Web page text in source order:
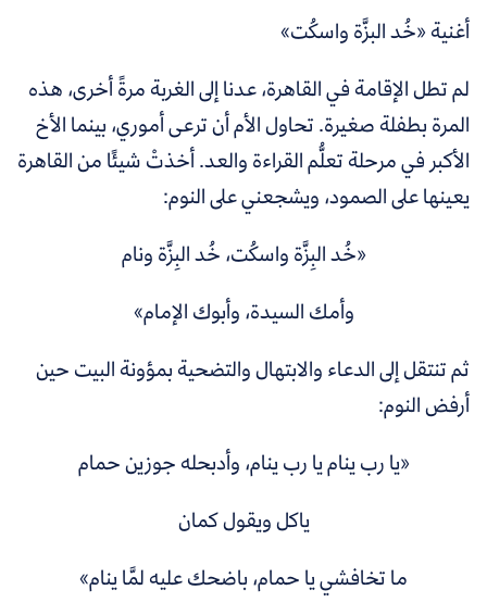
أغنية «خُد البزَّة واسكُت»
لم تطل الإقامة في القاهرة، عدنا إلى الغربة مرةً أخرى، هذه
المرة بطفلة صغيرة. تحاول الأم أن ترعى أموري، بينما الأخ
الأكبر في مرحلة تعلُّم القراءة والعد. أخذتْ شيئًا من القاهرة
يعينها على الصمود، ويشجعني على النوم:
«خُد البِزَّة واسكُت، خُد البِزَّة ونام
وأمك السيدة، وأبوك الإمام»
ثم تنتقل إلى الدعاء والابتهال والتضحية بمؤونة البيت حين
أرفض النوم:
«يا رب ينام يا رب ينام، وأدبحله جوزين حمام
ياكل ويقول كمان
ما تخافشي يا حمام، باضحك عليه لمَّا ينام»